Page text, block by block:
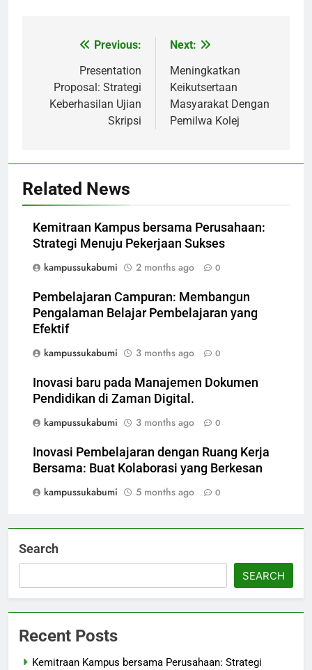
navigation
Previous:
Presentation
Proposal: Strategi
Keberhasilan Ujian
Skripsi
Next:
Meningkatkan
Keikutsertaan
Masyarakat Dengan
Pemilwa Kolej
Related News
Kemitraan Kampus bersama Perusahaan:
Strategi Menuju Pekerjaan Sukses
kampussukabumi
2 months ago 0
Pembelajaran Campuran: Membangun
Pengalaman Belajar Pembelajaran yang
Efektif
kampussukabumi
3 months ago 0
Inovasi baru pada Manajemen Dokumen
Pendidikan di Zaman Digital.
kampussukabumi
3 months ago 0
Inovasi Pembelajaran dengan Ruang Kerja
Bersama: Buat Kolaborasi yang Berkesan
kampussukabumi
5 months ago 0
Search
SEARCH
Recent Posts
Kemitraan Kampus bersama Perusahaan: Strategi